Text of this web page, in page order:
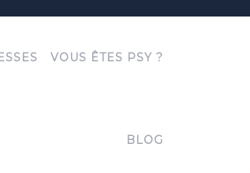
VOUS ÊTES PSY ?
BLOG